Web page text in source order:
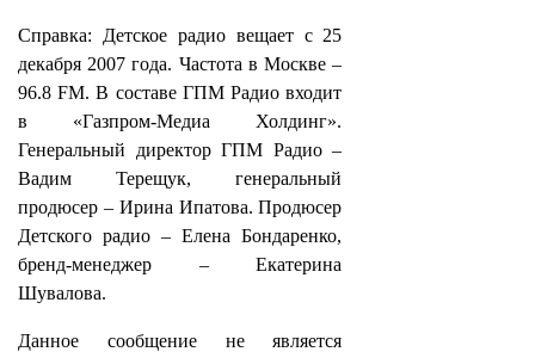
Справка: Детское радио вещает с 25
декабря 2007 года. Частота в Москве –
96.8 FM. В составе ГПМ Радио входит
в «Газпром-Медиа Холдинг».
Генеральный директор ГПМ Радио –
Вадим Терещук, генеральный
продюсер – Ирина Ипатова. Продюсер
Детского радио – Елена Бондаренко,
бренд-менеджер – Екатерина
Шувалова.
Данное сообщение не является